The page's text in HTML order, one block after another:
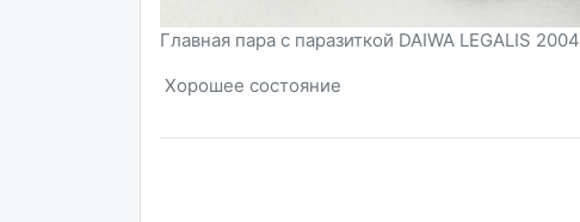
Главная пара с паразиткой DAIWA LEGALIS 2004
Хорошее состояние